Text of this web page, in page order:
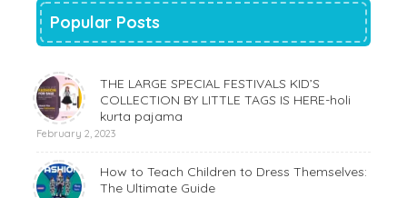
Popular Posts
THE LARGE SPECIAL FESTIVALS KID’S
COLLECTION BY LITTLE TAGS IS HERE-holi
kurta pajama
February 2, 2023
How to Teach Children to Dress Themselves:
The Ultimate Guide